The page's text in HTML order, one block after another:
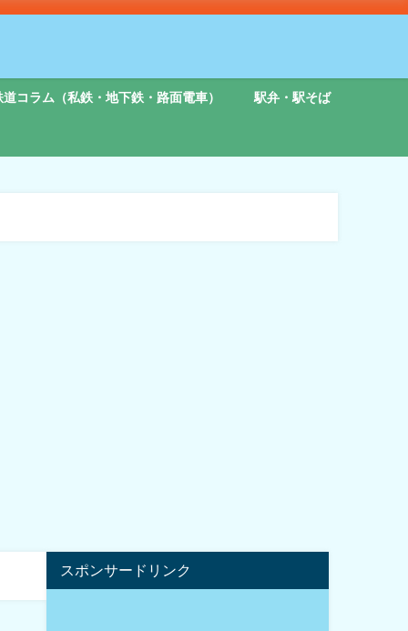
道コラム（私鉄・地下鉄・路面電車） 駅弁・駅そば
スポンサードリンク